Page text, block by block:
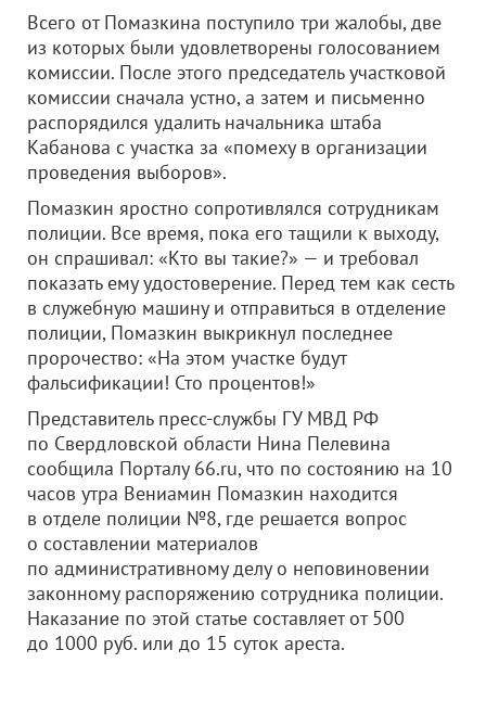
Всего от Помазкина поступило три жалобы, две
из которых были удовлетворены голосованием
комиссии. После этого председатель участковой
комиссии сначала устно, а затем и письменно
распорядился удалить начальника штаба
Кабанова с участка за «помеху в организации
проведения выборов».
Помазкин яростно сопротивлялся сотрудникам
полиции. Все время, пока его тащили к выходу,
он спрашивал: «Кто вы такие?» — и требовал
показать ему удостоверение. Перед тем как сесть
в служебную машину и отправиться в отделение
полиции, Помазкин выкрикнул последнее
пророчество: «На этом участке будут
фальсификации! Сто процентов!»
Представитель пресс-службы ГУ МВД РФ
по Свердловской области Нина Пелевина
сообщила Порталу 66.ru, что по состоянию на 10
часов утра Вениамин Помазкин находится
в отделе полиции №8, где решается вопрос
о составлении материалов
по административному делу о неповиновении
законному распоряжению сотрудника полиции.
Наказание по этой статье составляет от 500
до 1000 руб. или до 15 суток ареста.